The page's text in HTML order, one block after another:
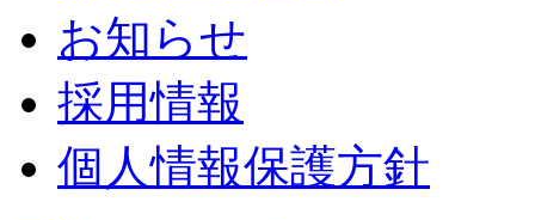
お知らせ
採用情報
個人情報保護方針